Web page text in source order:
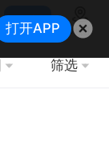
搜索
地图
筛选
打开APP